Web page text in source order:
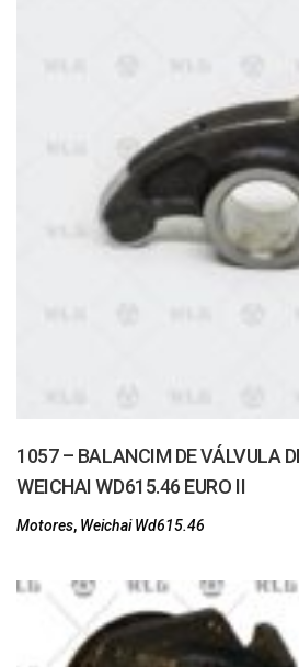
1057 – BALANCIM DE VÁLVULA
WEICHAI WD615.46 EURO II
Motores, Weichai Wd615.46